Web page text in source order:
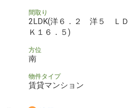
間取り
2LDK(洋６．２ 洋５ ＬＤ
Ｋ１６．５)
方位
南
物件タイプ
賃貸マンション